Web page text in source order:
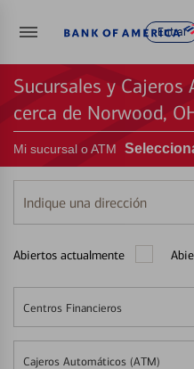
Entrar
Sucursales y
cerca de Norwood,
Mi sucursal o ATM
Indique
una
Abiertos actualmente
Centros Financieros
Cajeros Automáticos (ATM)